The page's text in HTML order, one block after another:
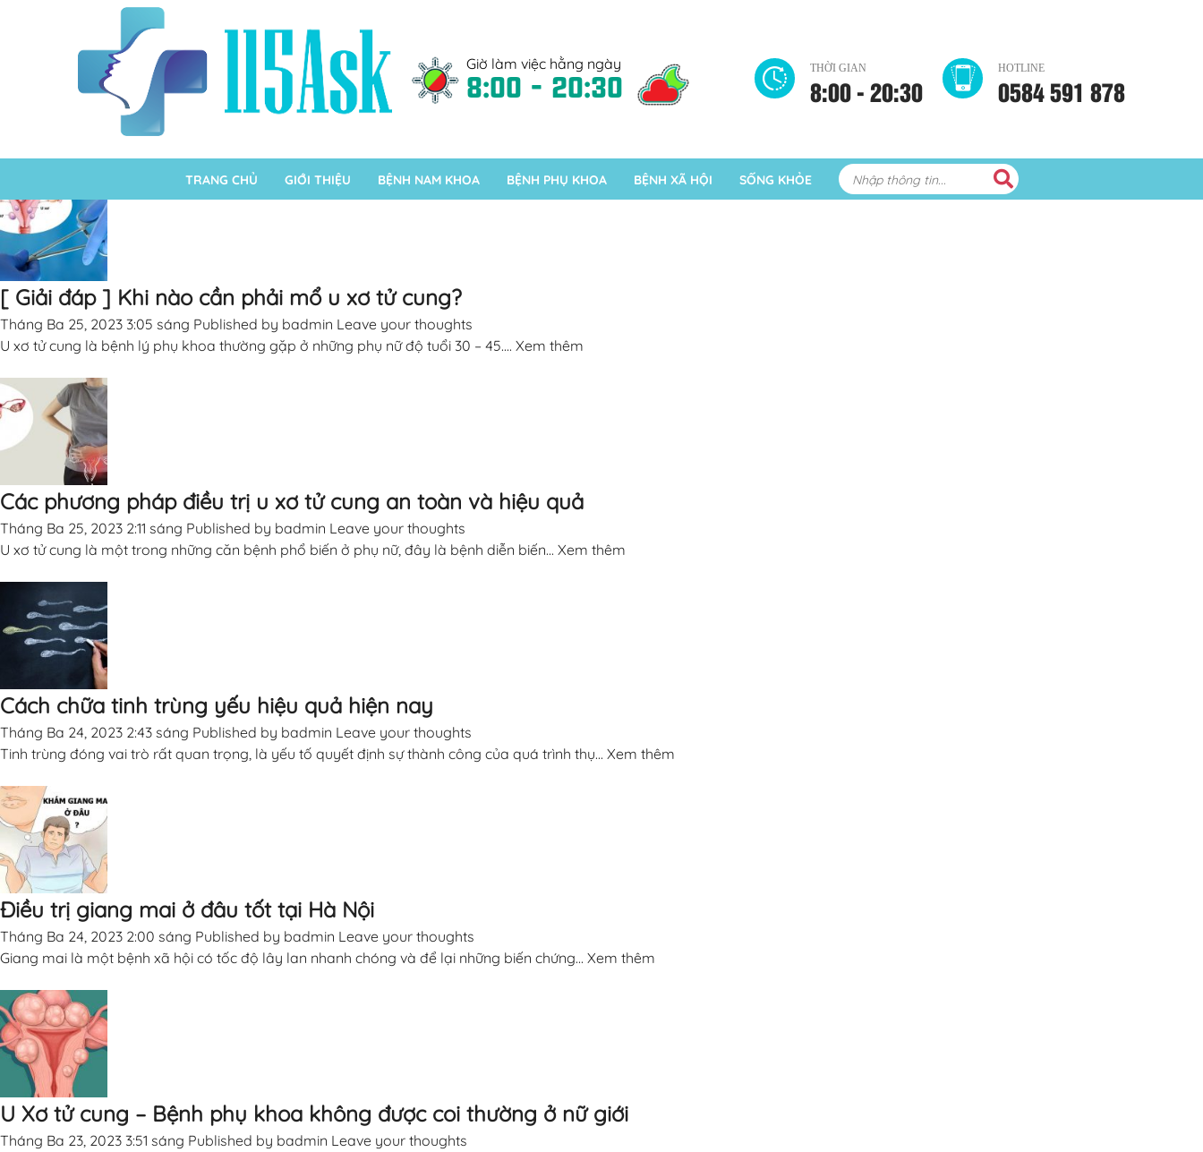
Giờ làm việc hằng ngày
8:00 - 20:30
THỜI GIAN
8:00 - 20:30
HOTLINE
0584 591 878
TRANG CHỦ GIỚI THIỆU BỆNH NAM KHOA BỆNH PHỤ KHOA BỆNH XÃ HỘI SỐNG KHỎE
Author Archives for badmin
[ Giải đáp ] Khi nào cần phải mổ u xơ tử cung?
Tháng Ba 25, 2023 3:05 sáng Published by badmin Leave your thoughts
U xơ tử cung là bệnh lý phụ khoa thường gặp ở những phụ nữ độ tuổi 30 – 45.... Xem thêm
Các phương pháp điều trị u xơ tử cung an toàn và hiệu quả
Tháng Ba 25, 2023 2:11 sáng Published by badmin Leave your thoughts
U xơ tử cung là một trong những căn bệnh phổ biến ở phụ nữ, đây là bệnh diễn biến... Xem thêm
Cách chữa tinh trùng yếu hiệu quả hiện nay
Tháng Ba 24, 2023 2:43 sáng Published by badmin Leave your thoughts
Tinh trùng đóng vai trò rất quan trọng, là yếu tố quyết định sự thành công của quá trình thụ... Xem thêm
Điều trị giang mai ở đâu tốt tại Hà Nội
Tháng Ba 24, 2023 2:00 sáng Published by badmin Leave your thoughts
Giang mai là một bệnh xã hội có tốc độ lây lan nhanh chóng và để lại những biến chứng... Xem thêm
U Xơ tử cung – Bệnh phụ khoa không được coi thường ở nữ giới
Tháng Ba 23, 2023 3:51 sáng Published by badmin Leave your thoughts